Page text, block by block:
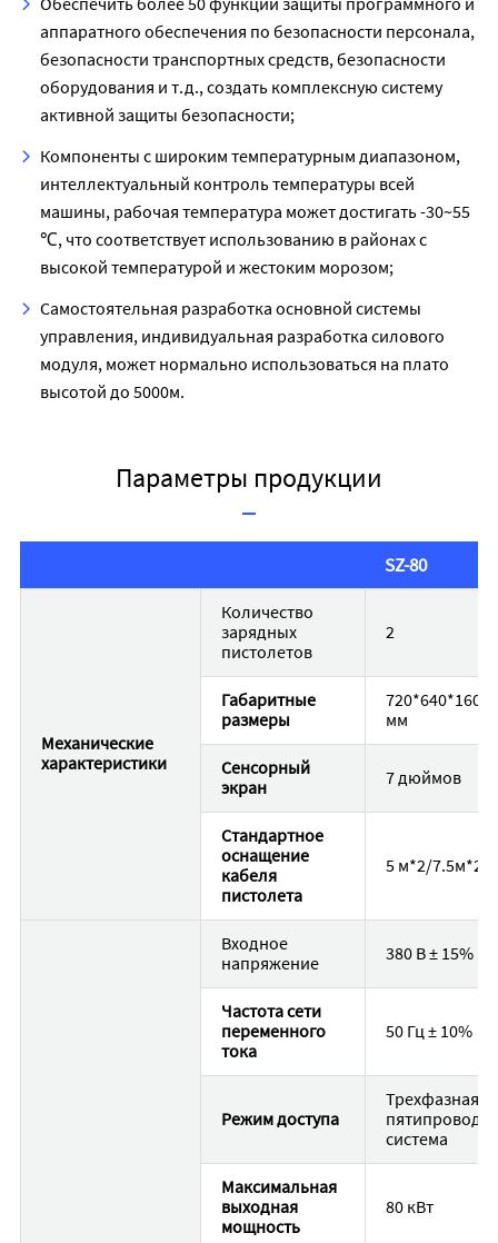
аппаратного обеспечения по безопасности персонала,
безопасности транспортных средств, безопасности
оборудования и т.д., создать комплексную систему
активной защиты безопасности;
Компоненты с широким температурным диапазоном,
интеллектуальный контроль температуры всей
машины, рабочая температура может достигать -30~55
℃, что соответствует использованию в районах с
высокой температурой и жестоким морозом;
Самостоятельная разработка основной системы
управления, индивидуальная разработка силового
модуля, может нормально использоваться на плато
высотой до 5000м.
Параметры продукции
SZ-80
Механические
характеристики
Количество
зарядных
пистолетов
2
Габаритные
размеры
720*640*1600
мм
Сенсорный
экран
7 дюймов
Стандартное
оснащение
кабеля
пистолета
5 м*2/7.5м*2
Входное
напряжение
380 В ± 15%
Частота сети
переменного
тока
50 Гц ± 10%
Режим доступа
Трехфазная
система
Максимальная
выходная
мощность
80 кВт